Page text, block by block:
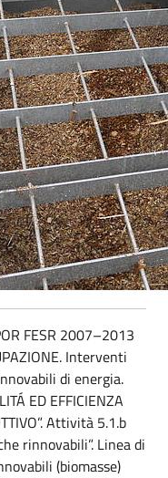
FESR 2007–2013
Interventi
di energia.
ED EFFICIENZA
Attività 5.1.b
rinnovabili”. Linea di
(biomasse)